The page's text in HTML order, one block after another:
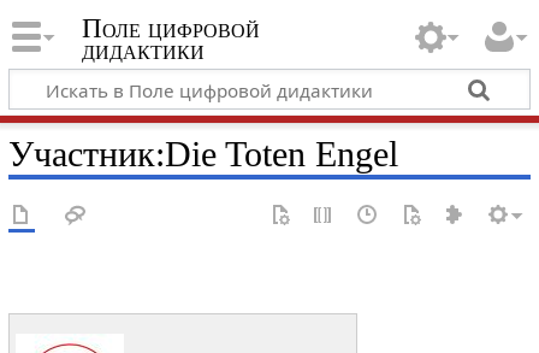
Поле цифровой
дидактики
Участник:Die Toten Engel